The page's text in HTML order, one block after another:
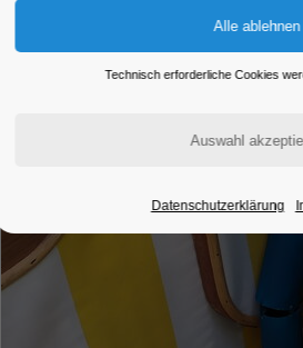
Technisch erforderliche Cookies
Datenschutzerklärung